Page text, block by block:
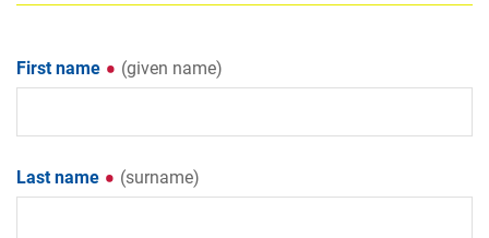
First name (given name)
Last name (surname)